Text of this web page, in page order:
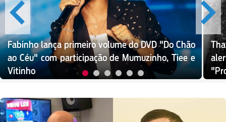
Fabinho lança primeiro volume do DVD "Do Chão
ao Céu" com participação de Mumuzinho, Tiee e
Vitinho